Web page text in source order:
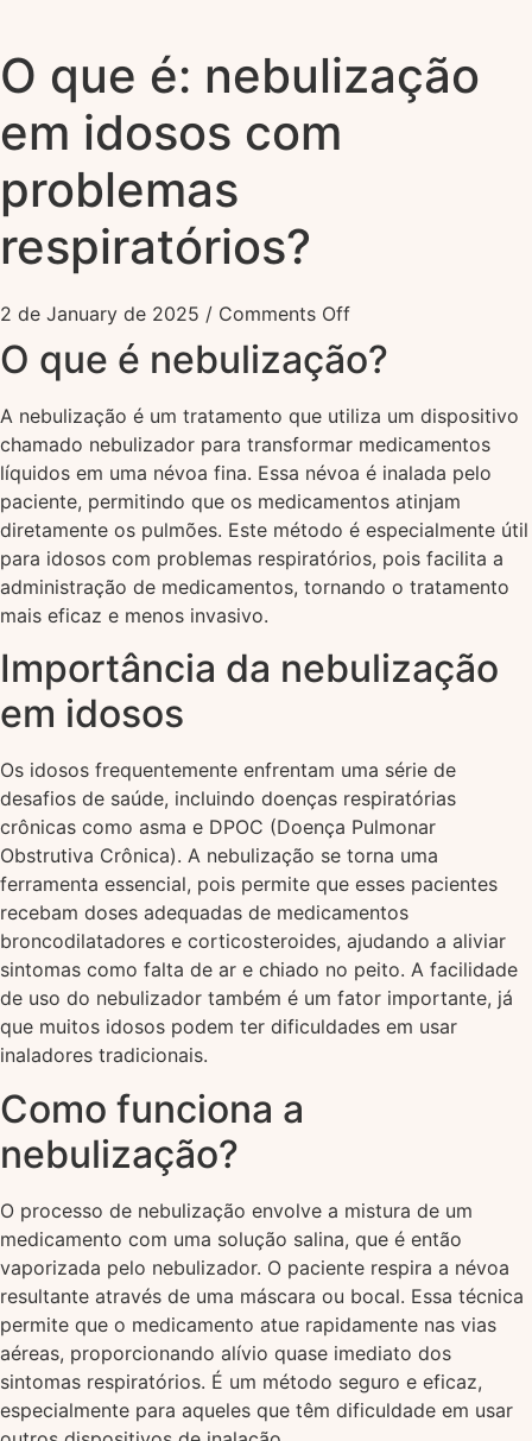
O que é: nebulização
em idosos com
problemas
respiratórios?
2 de January de 2025 / Comments Off
O que é nebulização?
A nebulização é um tratamento que utiliza um dispositivo
chamado nebulizador para transformar medicamentos
líquidos em uma névoa fina. Essa névoa é inalada pelo
paciente, permitindo que os medicamentos atinjam
diretamente os pulmões. Este método é especialmente útil
para idosos com problemas respiratórios, pois facilita a
administração de medicamentos, tornando o tratamento
mais eficaz e menos invasivo.
Importância da nebulização
em idosos
Os idosos frequentemente enfrentam uma série de
desafios de saúde, incluindo doenças respiratórias
crônicas como asma e DPOC (Doença Pulmonar
Obstrutiva Crônica). A nebulização se torna uma
ferramenta essencial, pois permite que esses pacientes
recebam doses adequadas de medicamentos
broncodilatadores e corticosteroides, ajudando a aliviar
sintomas como falta de ar e chiado no peito. A facilidade
de uso do nebulizador também é um fator importante, já
que muitos idosos podem ter dificuldades em usar
inaladores tradicionais.
Como funciona a
nebulização?
O processo de nebulização envolve a mistura de um
medicamento com uma solução salina, que é então
vaporizada pelo nebulizador. O paciente respira a névoa
resultante através de uma máscara ou bocal. Essa técnica
permite que o medicamento atue rapidamente nas vias
aéreas, proporcionando alívio quase imediato dos
sintomas respiratórios. É um método seguro e eficaz,
especialmente para aqueles que têm dificuldade em usar